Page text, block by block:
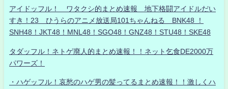
アイドッフル！ ワタクシ的まとめ速報 地下格闘アイドルだい
すき！23 ひうらのアニメ放送局101ちゃんねる BNK48 ！
SNH48！JKT48！MNL48！SGO48！GNZ48！STU48！SKE48
タダッフル！ネトゲ廃人的まとめ速報！！ネット乞食DE2000万
パワーズ！
・ハゲッフル！哀愁のハゲ男の髪ってるまとめ速報！！激しくハ